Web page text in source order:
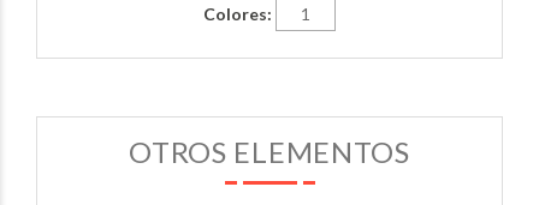
Colores:
OTROS ELEMENTOS